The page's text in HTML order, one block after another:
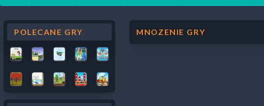
POLECANE GRY MNOZENIE GRY